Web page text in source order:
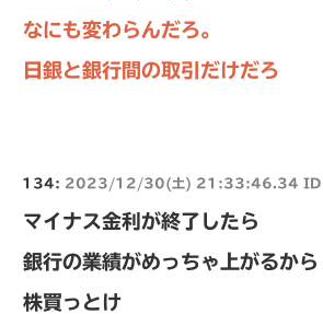
なにも変わらんだろ。
日銀と銀行間の取引だけだろ
134: 2023/12/30(土) 21:33:46.34
マイナス金利が終了したら
銀行の業績がめっちゃ上がるから
株買っとけ